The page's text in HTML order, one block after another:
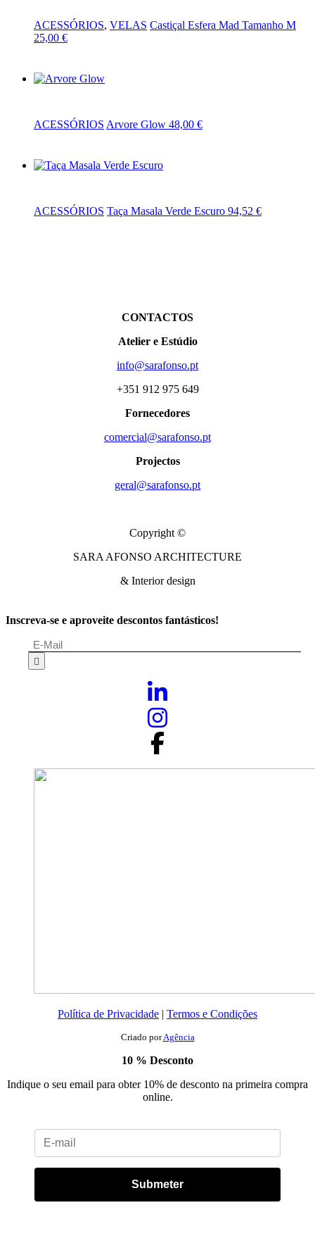
ACESSÓRIOS, VELAS Castiçal Esfera Mad Tamanho M
25,00 €
ACESSÓRIOS Arvore Glow 48,00 €
ACESSÓRIOS Taça Masala Verde Escuro 94,52 €
CONTACTOS
Atelier e Estúdio
info@sarafonso.pt
+351 912 975 649
Fornecedores
comercial@sarafonso.pt
Projectos
geral@sarafonso.pt
Copyright ©
SARA AFONSO ARCHITECTURE
& Interior design
Inscreva-se e aproveite descontos fantásticos!
Política de Privacidade | Termos e Condições
Criado porAgência
10 % Desconto
Indique o seu email para obter 10% de desconto na primeira compra
online.